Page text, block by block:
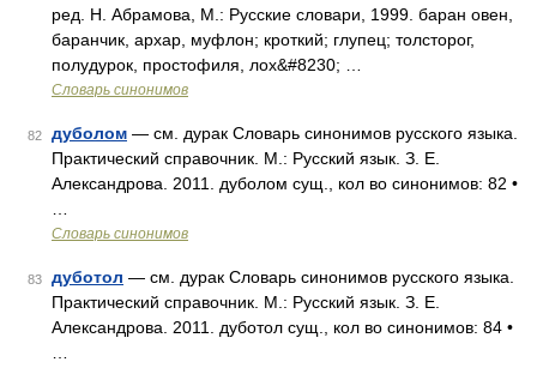
ред. Н. Абрамова, М.: Русские словари, 1999. баран овен,
баранчик, архар, муфлон; кроткий; глупец; толсторог,
полудурок, простофиля, лох&#8230; …
Словарь синонимов
82 дуболом — см. дурак Словарь синонимов русского языка.
Практический справочник. М.: Русский язык. З. Е.
Александрова. 2011. дуболом сущ., кол во синонимов: 82 •
Словарь синонимов
83 дуботол — см. дурак Словарь синонимов русского языка.
Практический справочник. М.: Русский язык. З. Е.
Александрова. 2011. дуботол сущ., кол во синонимов: 84 •